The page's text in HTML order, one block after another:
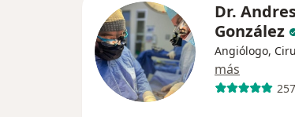
Dr.
González
Angiólogo,
más